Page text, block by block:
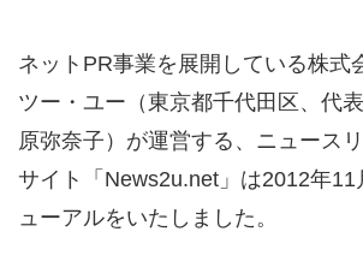
ネットPR事業を展開している株式
ツー・ユー（東京都千代田区、代
原弥奈子）が運営する、ニュース
サイト「News2u.net」は2012年11
ューアルをいたしました。